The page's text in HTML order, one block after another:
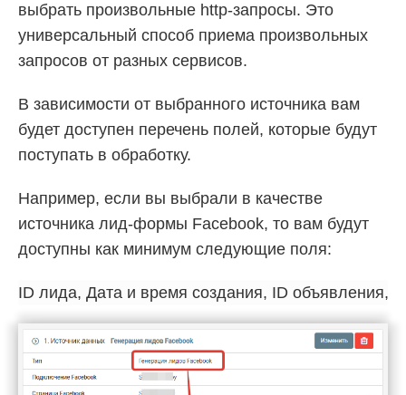
выбрать произвольные http-запросы. Это
универсальный способ приема произвольных
запросов от разных сервисов.
В зависимости от выбранного источника вам
будет доступен перечень полей, которые будут
поступать в обработку.
Например, если вы выбрали в качестве
источника лид-формы Facebook, то вам будут
доступны как минимум следующие поля: